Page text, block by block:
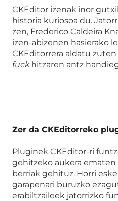
CKEditor izenak inor
historia kuriosoa du.
zen, Frederico Caldeira
izen-abizenen hasierako
CKEditorrera aldatu zuten
fuckhitzaren antz
Zer da CKEditorreko
Pluginek CKEditor-ri
gehitzeko aukera
berriak gehituz. Horri
garapenari buruzko
erabiltzaileek jatorrizko